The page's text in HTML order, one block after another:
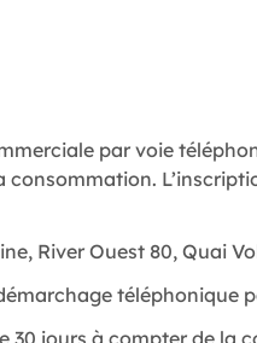
par voie
consommation.
River Ouest 80, Quai
téléphonique
30 jours à compter de